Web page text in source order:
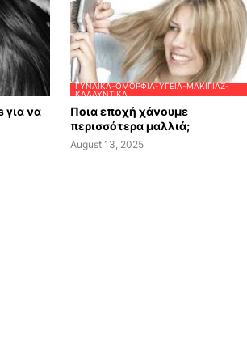
για να
ΓΥΝΑΊΚΑ-ΟΜΟΡΦΙΆ-ΥΓΕΊΑ-ΜΑΚΙΓΙΆΖ-
ΚΑΛΛΥΝΤΙΚΆ
Ποια εποχή χάνουμε
περισσότερα μαλλιά;
August 13, 2025